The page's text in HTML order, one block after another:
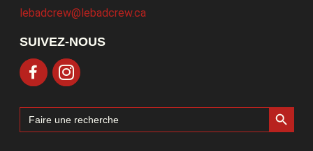
lebadcrew@lebadcrew.ca
SUIVEZ-NOUS
Search
for:
Search Button